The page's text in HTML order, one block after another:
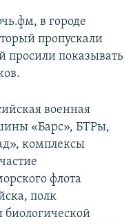
в городе
пропускали
просили показывать
военная
«Барс», БТРы,
комплексы
флота
полк